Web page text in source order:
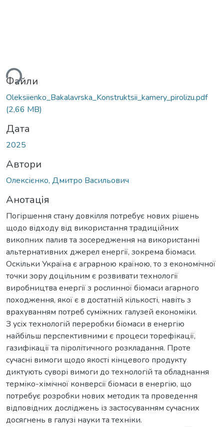
Файли
Oleksiienko_Bakalavrska_Konstruktsii_kamery_pirolizu.pdf
(2,66 MB)
Дата
2025
Автори
Олексієнко, Дмитро Васильович
Анотація
Погіршення стану довкілля потребує нових рішень
щодо відходу від використання традиційних
викопних палив та зосередження на використанні
альтернативних джерел енергії, зокрема біомаси.
Оскільки Україна є аграрною країною, то з економічної
точки зору доцільним є розвивати технології
виробництва енергії з рослинної біомаси агарного
походження, якої є в достатній кількості, навіть з
врахуванням потреб суміжних галузей економіки.
З усіх технологій переробки біомаси в енергію
найбільш перспективними є процеси торефікації,
газифікації та піролітичного розкладання. Проте
сучасні вимоги щодо якості кінцевого продукту
диктують суворі вимоги до технологій та обладнання
терміко-хімічної конверсії біомаси в енергію, що
потребує розробки нових методик та проведення
відповідних досліджень із застосуванням сучасних
досягнень в галузі науки та техніки.